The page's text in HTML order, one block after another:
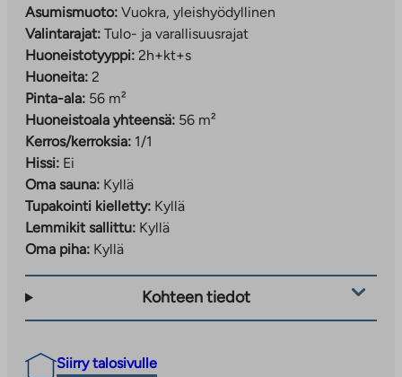
Asumismuoto: Vuokra, yleishyödyllinen
Valintarajat: Tulo- ja varallisuusrajat
Huoneistotyyppi: 2h+kt+s
Huoneita: 2
Pinta-ala: 56 m²
Huoneistoala yhteensä: 56 m²
Kerros/kerroksia: 1/1
Hissi: Ei
Oma sauna: Kyllä
Tupakointi kielletty: Kyllä
Lemmikit sallittu: Kyllä
Oma piha: Kyllä
Kohteen tiedot
Siirry talosivulle